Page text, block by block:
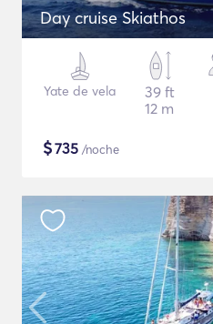
Day cruise Skiathos
Yate de vela
39 ft
12 m
$735 /noche